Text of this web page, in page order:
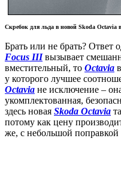
Скребок для льда в новой Skoda Octavia
Брать или не брать? Ответ
Focus IIIвызывает
вместительный, то Octavia
у которого лучшее
Octavia не исключение –
укомплектованная,
здесь новая Skoda Octavia
потому как цену
же, с небольшой поправкой